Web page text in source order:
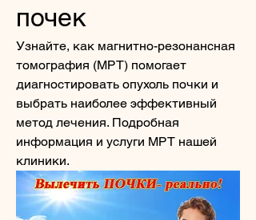
почек
Узнайте, как магнитно-резонансная
томография (МРТ) помогает
диагностировать опухоль почки и
выбрать наиболее эффективный
метод лечения. Подробная
информация и услуги МРТ нашей
клиники.